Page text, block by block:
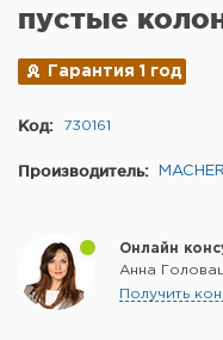
пустые
Гарантия 1 год
Код: 730161
Производитель:
Онлайн
Анна
Получить